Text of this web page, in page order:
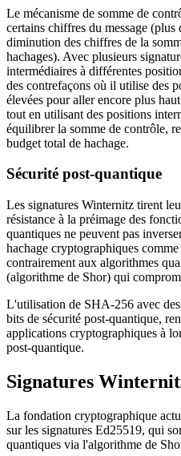
Le mécanisme de somme de
certains chiffres du message
diminution des chiffres de la
hachages). Avec plusieurs
intermédiaires à différentes
des contrefaçons où il utilise des
élevées pour aller encore plus
tout en utilisant des positions
équilibrer la somme de contrôle,
budget total de hachage.
Sécurité post-quantique
Les signatures Winternitz tirent
résistance à la préimage des
quantiques ne peuvent pas
hachage cryptographiques
contrairement aux algorithmes
(algorithme de Shor) qui
L'utilisation de SHA-256 avec
bits de sécurité post-quantique,
applications cryptographiques à
post-quantique.
Signatures
La fondation cryptographique
sur les signatures Ed25519, qui
quantiques via l'algorithme de